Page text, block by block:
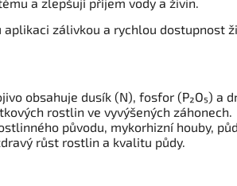
a zlepšují příjem vody a živin.
zálivkou a rychlou dostupnost
obsahuje dusík (N), fosfor (P₂O₅) a
rostlin ve vyvýšených záhonech.
původu, mykorhizní houby,
růst rostlin a kvalitu půdy.